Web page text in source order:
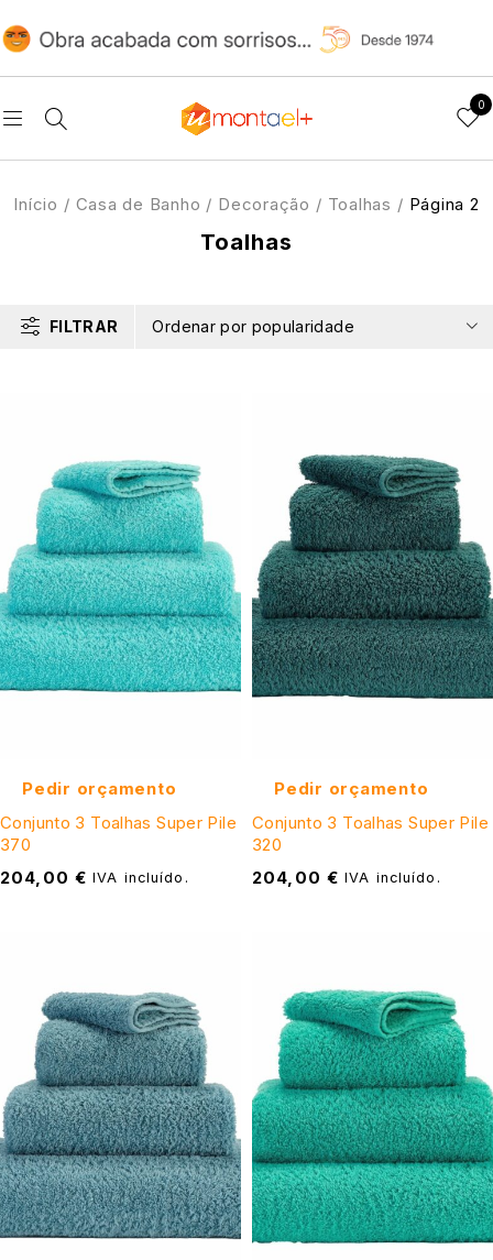
0
Toalhas
Início / Casa de Banho / Decoração / Toalhas / Página 2
FILTRAR Ordenar por popularidade
Pedir orçamento
Conjunto 3 Toalhas Super Pile
370
204,00 € IVA incluído.
Pedir orçamento
Conjunto 3 Toalhas Super Pile
320
204,00 € IVA incluído.